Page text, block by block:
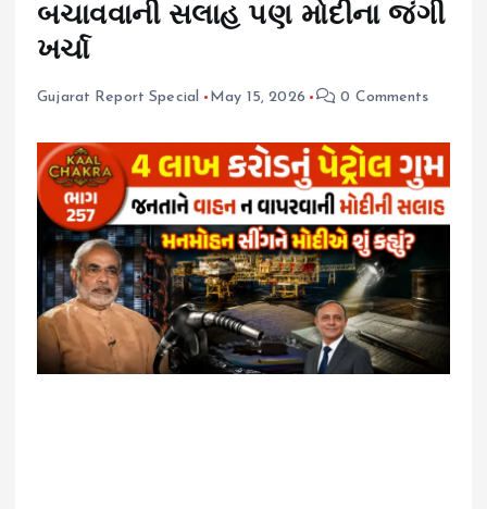
બચાવવાની સલાહ પણ મોદીના જંગી
ખર્ચા
Gujarat Report Special May 15, 2026 0 Comments